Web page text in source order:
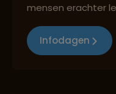
mensen erachter
Infodagen